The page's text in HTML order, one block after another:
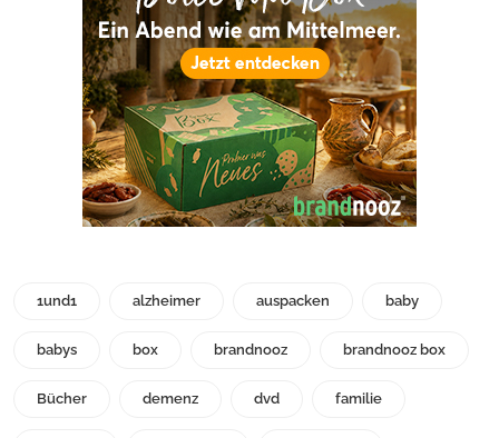
1und1 alzheimer auspacken baby
babys box brandnooz brandnooz box
Bücher demenz dvd familie